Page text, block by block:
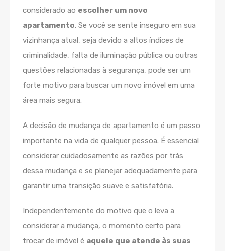
considerado ao escolher um novo
apartamento. Se você se sente inseguro em sua
vizinhança atual, seja devido a altos índices de
criminalidade, falta de iluminação pública ou outras
questões relacionadas à segurança, pode ser um
forte motivo para buscar um novo imóvel em uma
área mais segura.
A decisão de mudança de apartamento é um passo
importante na vida de qualquer pessoa. É essencial
considerar cuidadosamente as razões por trás
dessa mudança e se planejar adequadamente para
garantir uma transição suave e satisfatória.
Independentemente do motivo que o leva a
considerar a mudança, o momento certo para
trocar de imóvel é aquele que atende às suas